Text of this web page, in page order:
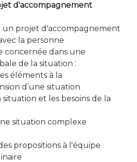
d'accompagnement
un projet d'accompagnement
la personne
concernée dans une
de la situation :
éléments à la
d’une situation
situation et les besoins de la
une situation complexe
propositions à l'équipe